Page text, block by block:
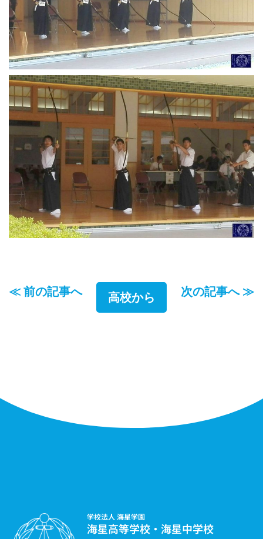
≪ 前の記事へ 高校から 次の記事へ ≫
学校法人 海星学園
海星高等学校・海星中学校